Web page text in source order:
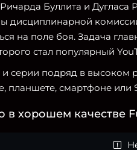
Буллита и Дугласа
дисциплинарной
на поле боя. Задача
стал популярный
и серии подряд в высоком
планшете, смартфоне или
в хорошем качестве